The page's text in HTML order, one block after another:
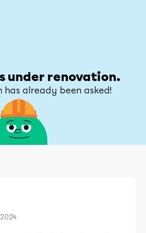
under renovation.
has already been asked!